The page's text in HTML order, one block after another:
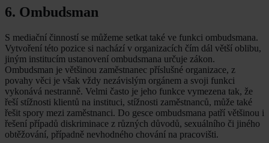
6. Ombudsman
S mediační činností se můžeme setkat také ve funkci ombudsmana.
Vytvoření této pozice si nachází v organizacích čím dál větší oblibu,
jiným institucím ustanovení ombudsmana určuje zákon.
Ombudsman je většinou zaměstnanec příslušné organizace, z
povahy věci je však vždy nezávislým orgánem a svoji funkci
vykonává nestranně. Velmi často je jeho funkce vymezena tak, že
řeší stížnosti klientů na instituci, stížnosti zaměstnanců, může také
řešit spory mezi zaměstnanci. Do gesce ombudsmana patří většinou i
řešení případů diskriminace z různých důvodů, sexuálního či jiného
obtěžování, případně nevhodného chování na pracovišti.